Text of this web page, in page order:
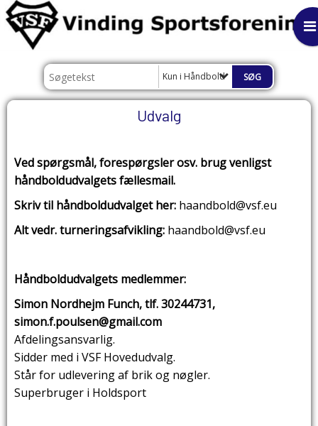
Kun i Håndbold
Udvalg
Ved spørgsmål, forespørgsler osv. brug venligst
håndboldudvalgets fællesmail.
Skriv til håndboldudvalget her: haandbold@vsf.eu
Alt vedr. turneringsafvikling: haandbold@vsf.eu
Håndboldudvalgets medlemmer:
Simon Nordhejm Funch,tlf. 30244731,
simon.f.poulsen@gmail.com
Afdelingsansvarlig.
Sidder med i VSF Hovedudvalg.
Står for udlevering af brik og nøgler.
Superbruger i Holdsport